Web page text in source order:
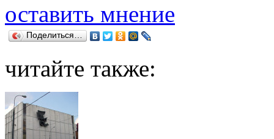
оставить мнение
Поделиться…
читайте также: